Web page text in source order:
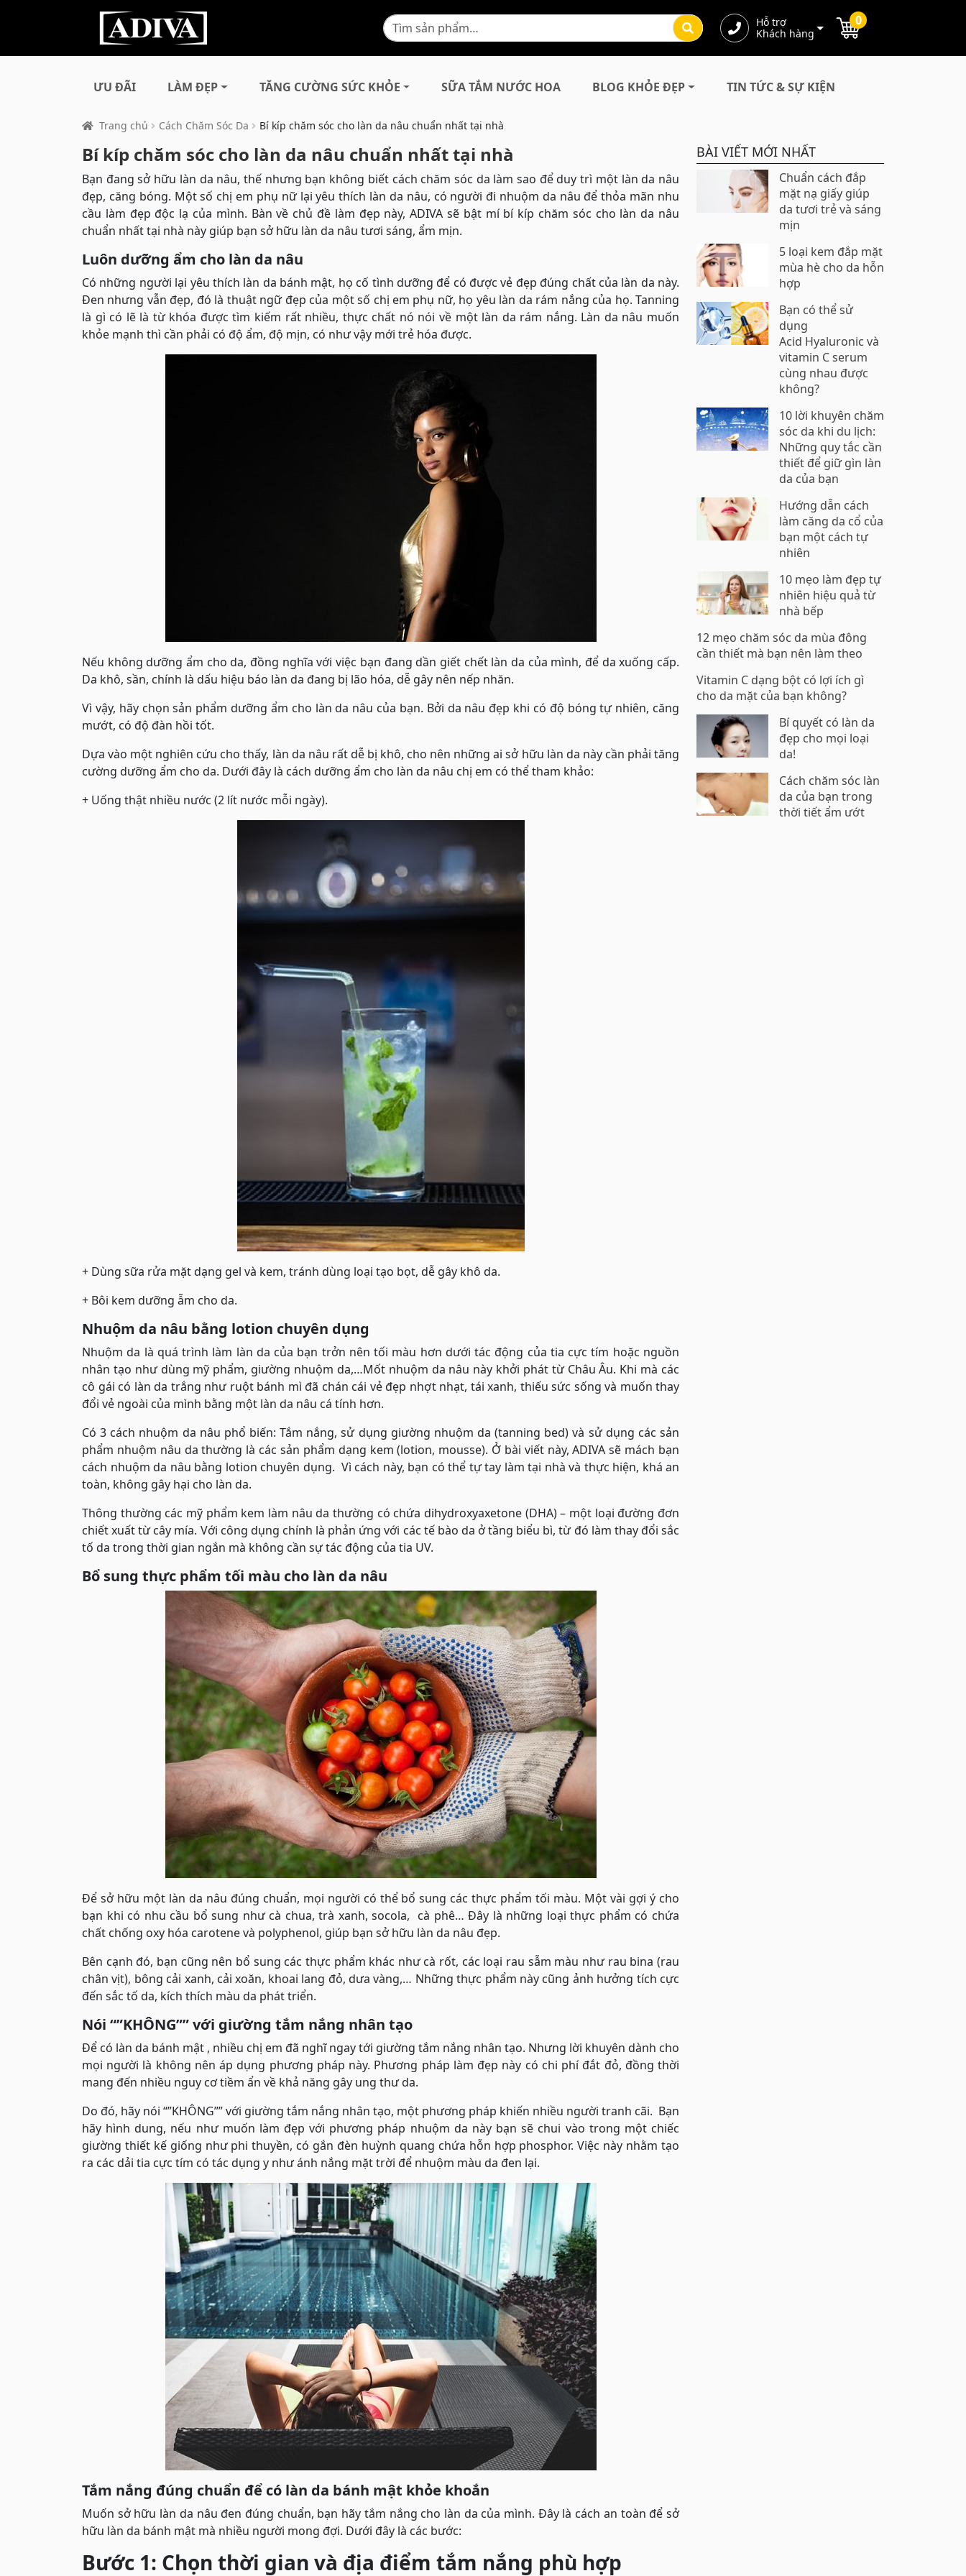
Hỗ trợ
Khách hàng
0
ƯU ĐÃI LÀM ĐẸP TĂNG CƯỜNG SỨC KHỎE SỮA TẮM NƯỚC HOA BLOG KHỎE ĐẸP TIN TỨC & SỰ KIỆN
Trang chủ Cách Chăm Sóc Da Bí kíp chăm sóc cho làn da nâu chuẩn nhất tại nhà
Bí kíp chăm sóc cho làn da nâu chuẩn nhất tại nhà
Bạn đang sở hữu làn da nâu, thế nhưng bạn không biết cách chăm sóc da làm sao để duy trì một làn da nâu
đẹp, căng bóng. Một số chị em phụ nữ lại yêu thích làn da nâu, có người đi nhuộm da nâu để thỏa mãn nhu
cầu làm đẹp độc lạ của mình. Bàn về chủ đề làm đẹp này, ADIVA sẽ bật mí bí kíp chăm sóc cho làn da nâu
chuẩn nhất tại nhà này giúp bạn sở hữu làn da nâu tươi sáng, ẩm mịn.
Luôn dưỡng ẩm cho làn da nâu
Có những người lại yêu thích làn da bánh mật, họ cố tình dưỡng để có được vẻ đẹp đúng chất của làn da này.
Đen nhưng vẫn đẹp, đó là thuật ngữ đẹp của một số chị em phụ nữ, họ yêu làn da rám nắng của họ. Tanning
là gì có lẽ là từ khóa được tìm kiếm rất nhiều, thực chất nó nói về một làn da rám nắng. Làn da nâu muốn
khỏe mạnh thì cần phải có độ ẩm, độ mịn, có như vậy mới trẻ hóa được.
Nếu không dưỡng ẩm cho da, đồng nghĩa với việc bạn đang dần giết chết làn da của mình, để da xuống cấp.
Da khô, sần, chính là dấu hiệu báo làn da đang bị lão hóa, dễ gây nên nếp nhăn.
Vì vậy, hãy chọn sản phẩm dưỡng ẩm cho làn da nâu của bạn. Bởi da nâu đẹp khi có độ bóng tự nhiên, căng
mướt, có độ đàn hồi tốt.
Dựa vào một nghiên cứu cho thấy, làn da nâu rất dễ bị khô, cho nên những ai sở hữu làn da này cần phải tăng
cường dưỡng ẩm cho da. Dưới đây là cách dưỡng ẩm cho làn da nâu chị em có thể tham khảo:
+ Uống thật nhiều nước (2 lít nước mỗi ngày).
+ Dùng sữa rửa mặt dạng gel và kem, tránh dùng loại tạo bọt, dễ gây khô da.
+ Bôi kem dưỡng ẫm cho da.
Nhuộm da nâu bằng lotion chuyên dụng
Nhuộm da là quá trình làm làn da của bạn trởn nên tối màu hơn dưới tác động của tia cực tím hoặc nguồn
nhân tạo như dùng mỹ phẩm, giường nhuộm da,…Mốt nhuộm da nâu này khởi phát từ Châu Âu. Khi mà các
cô gái có làn da trắng như ruột bánh mì đã chán cái vẻ đẹp nhợt nhạt, tái xanh, thiếu sức sống và muốn thay
đổi vẻ ngoài của mình bằng một làn da nâu cá tính hơn.
Có 3 cách nhuộm da nâu phổ biến: Tắm nắng, sử dụng giường nhuộm da (tanning bed) và sử dụng các sản
phẩm nhuộm nâu da thường là các sản phẩm dạng kem (lotion, mousse). Ở bài viết này, ADIVA sẽ mách bạn
cách nhuộm da nâu bằng lotion chuyên dụng. Vì cách này, bạn có thể tự tay làm tại nhà và thực hiện, khá an
toàn, không gây hại cho làn da.
Thông thường các mỹ phẩm kem làm nâu da thường có chứa dihydroxyaxetone (DHA) – một loại đường đơn
chiết xuất từ cây mía. Với công dụng chính là phản ứng với các tế bào da ở tầng biểu bì, từ đó làm thay đổi sắc
tố da trong thời gian ngắn mà không cần sự tác động của tia UV.
Bổ sung thực phẩm tối màu cho làn da nâu
Để sở hữu một làn da nâu đúng chuẩn, mọi người có thể bổ sung các thực phẩm tối màu. Một vài gợi ý cho
bạn khi có nhu cầu bổ sung như cà chua, trà xanh, socola, cà phê… Đây là những loại thực phẩm có chứa
chất chống oxy hóa carotene và polyphenol, giúp bạn sở hữu làn da nâu đẹp.
Bên cạnh đó, bạn cũng nên bổ sung các thực phẩm khác như cà rốt, các loại rau sẫm màu như rau bina (rau
chân vịt), bông cải xanh, cải xoăn, khoai lang đỏ, dưa vàng,… Những thực phẩm này cũng ảnh hưởng tích cực
đến sắc tố da, kích thích màu da phát triển.
Nói “”KHÔNG”” với giường tắm nắng nhân tạo
Để có làn da bánh mật , nhiều chị em đã nghĩ ngay tới giường tắm nắng nhân tạo. Nhưng lời khuyên dành cho
mọi người là không nên áp dụng phương pháp này. Phương pháp làm đẹp này có chi phí đắt đỏ, đồng thời
mang đến nhiều nguy cơ tiềm ẩn về khả năng gây ung thư da.
Do đó, hãy nói “”KHÔNG”” với giường tắm nắng nhân tạo, một phương pháp khiến nhiều người tranh cãi. Bạn
hãy hình dung, nếu như muốn làm đẹp với phương pháp nhuộm da này bạn sẽ chui vào trong một chiếc
giường thiết kế giống như phi thuyền, có gắn đèn huỳnh quang chứa hỗn hợp phosphor. Việc này nhằm tạo
ra các dải tia cực tím có tác dụng y như ánh nắng mặt trời để nhuộm màu da đen lại.
Tắm nắng đúng chuẩn để có làn da bánh mật khỏe khoắn
Muốn sở hữu làn da nâu đen đúng chuẩn, bạn hãy tắm nắng cho làn da của mình. Đây là cách an toàn để sở
hữu làn da bánh mật mà nhiều người mong đợi. Dưới đây là các bước:
Bước 1: Chọn thời gian và địa điểm tắm nắng phù hợp
BÀI VIẾT MỚI NHẤT
Chuẩn cách đắp
mặt nạ giấy giúp
da tươi trẻ và sáng
mịn
5 loại kem đắp mặt
mùa hè cho da hỗn
hợp
Bạn có thể sử
dụng
Acid Hyaluronic và
vitamin C serum
cùng nhau được
không?
10 lời khuyên chăm
sóc da khi du lịch:
Những quy tắc cần
thiết để giữ gìn làn
da của bạn
Hướng dẫn cách
làm căng da cổ của
bạn một cách tự
nhiên
10 mẹo làm đẹp tự
nhiên hiệu quả từ
nhà bếp
12 mẹo chăm sóc da mùa đông
cần thiết mà bạn nên làm theo
Vitamin C dạng bột có lợi ích gì
cho da mặt của bạn không?
Bí quyết có làn da
đẹp cho mọi loại
da!
Cách chăm sóc làn
da của bạn trong
thời tiết ẩm ướt